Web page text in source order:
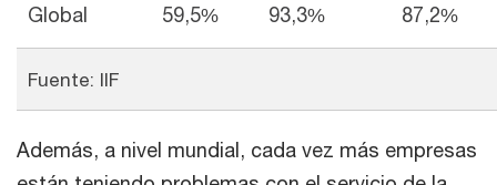
Global 59,5% 93,3% 87,2%
Fuente: IIF
Además, a nivel mundial, cada vez más empresas